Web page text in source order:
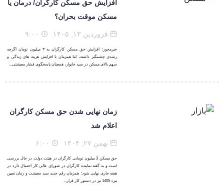
افزایش حق مسکن کارگران/ درمان یا
مسکن موقت بحران؟
فروردین ۱۳, ۱۴۰۵
خبرمحور؛ افزایش حق مسکن کارگران به ۳ میلیون تومان اگرچه
رشدی چشمگیر داشته، اما همزمان با افزایش هزینه های زندگی و
سهم بالای مسکن در سبد خانوار، همچنان پاسخگوی فشار معیشتی...
زمان نهایی شدن حق مسکن کارگران
اعلام شد
بهمن ۲۷, ۱۴۰۴
حق مسکن 3 میلیون تومانی کارگران در هیئت دولت در حال بررسی
است و به گفته نماینده کارگران در شورای عالی کار احتمال دارد در
هفته جاری نهایی شود؛ همزمان رقم جدید سبد معیشت و زمان تعیین
مزد 1405 نیز در دستور کار قرار...